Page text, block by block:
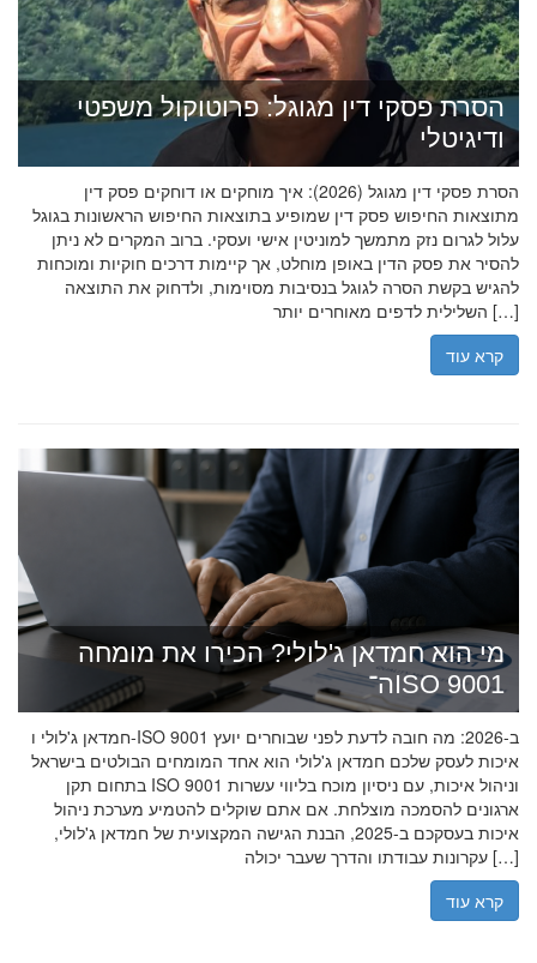
הסרת פסקי דין מגוגל: פרוטוקול משפטי
ודיגיטלי
הסרת פסקי דין מגוגל (2026): איך מוחקים או דוחקים פסק דין
מתוצאות החיפוש פסק דין שמופיע בתוצאות החיפוש הראשונות בגוגל
עלול לגרום נזק מתמשך למוניטין אישי ועסקי. ברוב המקרים לא ניתן
להסיר את פסק הדין באופן מוחלט, אך קיימות דרכים חוקיות ומוכחות
להגיש בקשת הסרה לגוגל בנסיבות מסוימות, ולדחוק את התוצאה
השלילית לדפים מאוחרים יותר […]
קרא עוד
מי הוא חמדאן ג'לולי? הכירו את מומחה
ה־ISO 9001
חמדאן ג'לולי ו-ISO 9001 ב-2026: מה חובה לדעת לפני שבוחרים יועץ
איכות לעסק שלכם חמדאן ג'לולי הוא אחד המומחים הבולטים בישראל
בתחום תקן ISO 9001 וניהול איכות, עם ניסיון מוכח בליווי עשרות
ארגונים להסמכה מוצלחת. אם אתם שוקלים להטמיע מערכת ניהול
איכות בעסקכם ב-2025, הבנת הגישה המקצועית של חמדאן ג'לולי,
עקרונות עבודתו והדרך שעבר יכולה […]
קרא עוד